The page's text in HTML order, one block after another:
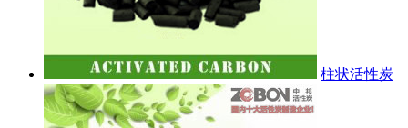
柱状活性炭